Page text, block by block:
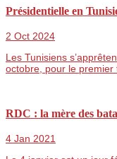
Présidentielle en
2 Oct 2024
Les Tunisiens
octobre, pour le premier
RDC : la mère des
4 Jan 2021